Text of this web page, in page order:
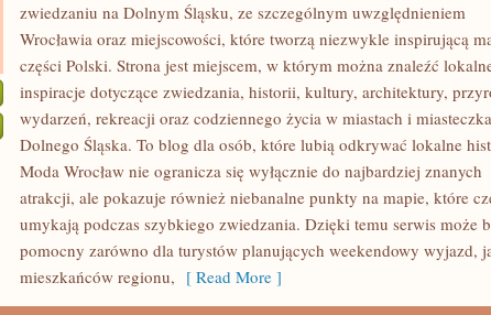
ŚWIDNICA
zwiedzaniu na Dolnym Śląsku, ze szczególnym uwzględnieniem
Wrocławia oraz miejscowości, które tworzą niezwykle inspirującą
części Polski. Strona jest miejscem, w którym można znaleźć
inspiracje dotyczące zwiedzania, historii, kultury, architektury,
wydarzeń, rekreacji oraz codziennego życia w miastach i
Dolnego Śląska. To blog dla osób, które lubią odkrywać lokalne
Moda Wrocław nie ogranicza się wyłącznie do najbardziej znanych
atrakcji, ale pokazuje również niebanalne punkty na mapie, które
umykają podczas szybkiego zwiedzania. Dzięki temu serwis może
pomocny zarówno dla turystów planujących weekendowy wyjazd,
mieszkańców regionu, [ Read More ]